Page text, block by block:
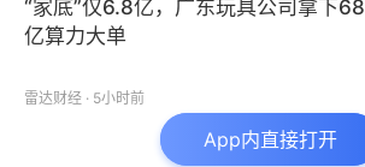
App内直接打开
“家底”仅6.8亿，广东玩具公司拿下68
亿算力大单
雷达财经 · 5小时前